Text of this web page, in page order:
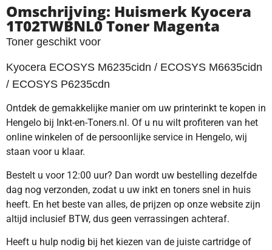
Omschrijving: Huismerk Kyocera
1T02TWBNL0 Toner Magenta
Toner geschikt voor
Kyocera ECOSYS M6235cidn / ECOSYS M6635cidn
/ ECOSYS P6235cdn
Ontdek de gemakkelijke manier om uw printerinkt te kopen in
Hengelo bij Inkt-en-Toners.nl. Of u nu wilt profiteren van het
online winkelen of de persoonlijke service in Hengelo, wij
staan voor u klaar.
Bestelt u voor 12:00 uur? Dan wordt uw bestelling dezelfde
dag nog verzonden, zodat u uw inkt en toners snel in huis
heeft. En het beste van alles, de prijzen op onze website zijn
altijd inclusief BTW, dus geen verrassingen achteraf.
Heeft u hulp nodig bij het kiezen van de juiste cartridge of